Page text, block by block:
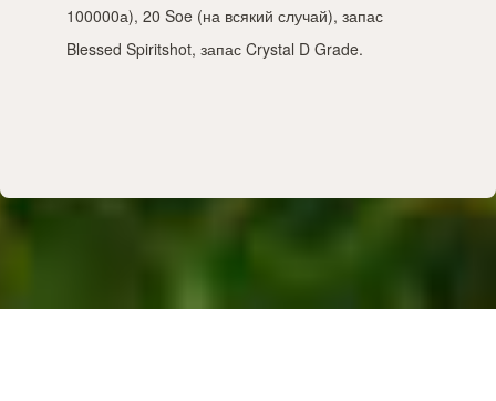
100000а), 20 Soe (на всякий случай), запас
Blessed Spiritshot, запас Crystal D Grade.